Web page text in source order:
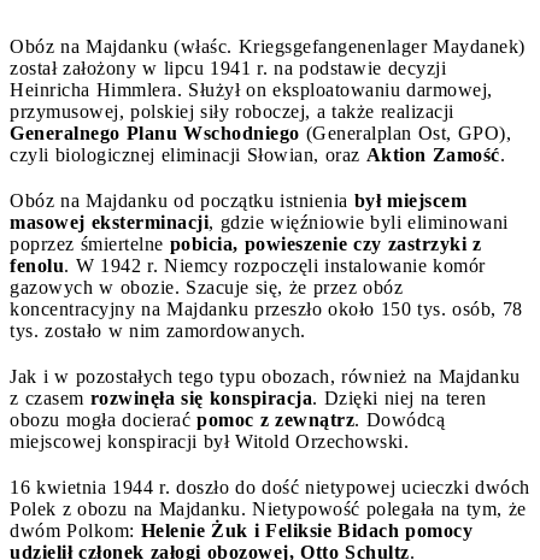
Obóz na Majdanku (właśc. Kriegsgefangenenlager Maydanek)
został założony w lipcu 1941 r. na podstawie decyzji
Heinricha Himmlera. Służył on eksploatowaniu darmowej,
przymusowej, polskiej siły roboczej, a także realizacji
Generalnego Planu Wschodniego (Generalplan Ost, GPO),
czyli biologicznej eliminacji Słowian, oraz Aktion Zamość.
Obóz na Majdanku od początku istnienia był miejscem
masowej eksterminacji, gdzie więźniowie byli eliminowani
poprzez śmiertelne pobicia, powieszenie czy zastrzyki z
fenolu. W 1942 r. Niemcy rozpoczęli instalowanie komór
gazowych w obozie. Szacuje się, że przez obóz
koncentracyjny na Majdanku przeszło około 150 tys. osób, 78
tys. zostało w nim zamordowanych.
Jak i w pozostałych tego typu obozach, również na Majdanku
z czasem rozwinęła się konspiracja. Dzięki niej na teren
obozu mogła docierać pomoc z zewnątrz. Dowódcą
miejscowej konspiracji był Witold Orzechowski.
16 kwietnia 1944 r. doszło do dość nietypowej ucieczki dwóch
Polek z obozu na Majdanku. Nietypowość polegała na tym, że
dwóm Polkom: Helenie Żuk i Feliksie Bidach pomocy
udzielił członek załogi obozowej, Otto Schultz.